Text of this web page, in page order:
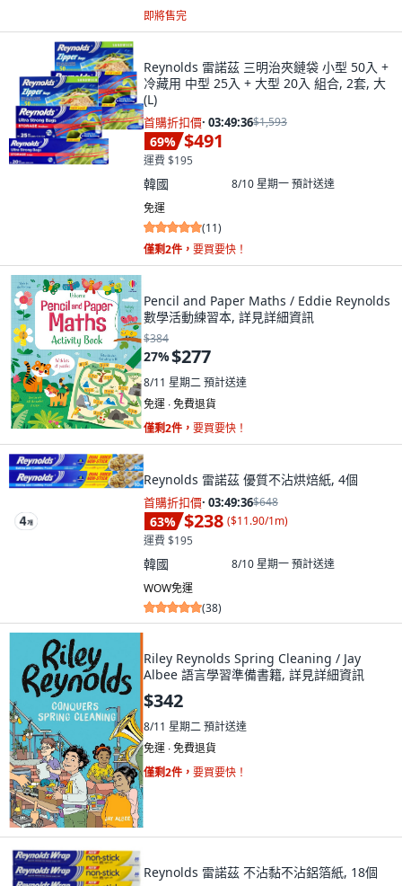
即將售完
Reynolds 雷諾茲 三明治夾鏈袋 小型 50入 +
冷藏用 中型 25入 + 大型 20入 組合, 2套, 大
(L)
首購折扣價· 03:49:34$1,593
69% $491
運費 $195
韓國 8/10 星期一預計送達
免運
(11)
僅剩2件， 要買要快！
Pencil and Paper Maths / Eddie Reynolds
數學活動練習本, 詳見詳細資訊
$384
27%$277
8/11 星期二預計送達
免運 ∙ 免費退貨
僅剩2件， 要買要快！
Reynolds 雷諾茲 優質不沾烘焙紙, 4個
首購折扣價· 03:49:34$648
63% $238 ($11.90/1m)
運費 $195
韓國 8/10 星期一預計送達
WOW免運
(38)
Riley Reynolds Spring Cleaning / Jay
Albee 語言學習準備書籍, 詳見詳細資訊
$342
8/11 星期二預計送達
免運 ∙ 免費退貨
僅剩2件， 要買要快！
Reynolds 雷諾茲 不沾黏不沾鋁箔紙, 18個